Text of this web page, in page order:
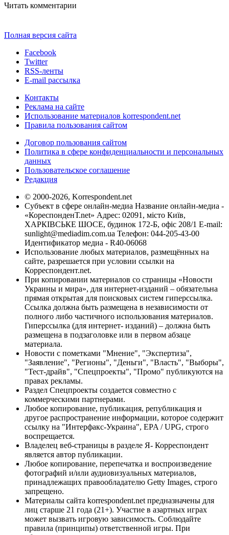
Читать комментарии
Полная версия сайта
Facebook
Twitter
RSS-ленты
E-mail рассылка
Контакты
Реклама на сайте
Использование материалов korrespondent.net
Правила пользования сайтом
Договор пользования сайтом
Политика в сфере конфиденциальности и персональных
данных
Пользовательское соглашение
Редакция
© 2000-2026, Korrespondent.net
Субъект в сфере онлайн-медиа Название онлайн-медиа -
«КореспонденТ.net» Адрес: 02091, місто Київ,
ХАРКІВСЬКЕ ШОСЕ, будинок 172-Б, офіс 208/1 E-mail:
sunlight@mediadim.com.ua Телефон: 044-205-43-00
Идентификатор медиа - R40-06068
Использование любых материалов, размещённых на
сайте, разрешается при условии ссылки на
Корреспондент.net.
При копировании материалов со страницы «Новости
Украины и мира», для интернет-изданий – обязательна
прямая открытая для поисковых систем гиперссылка.
Ссылка должна быть размещена в независимости от
полного либо частичного использования материалов.
Гиперссылка (для интернет- изданий) – должна быть
размещена в подзаголовке или в первом абзаце
материала.
Новости с пометками "Мнение", "Экспертиза",
"Заявление", "Регионы", "Деньги", "Власть", "Выборы",
"Тест-драйв", "Спецпроекты", "Промо" публикуются на
правах рекламы.
Раздел Спецпроекты создается совместно с
коммерческими партнерами.
Любое копирование, публикация, републикация и
другое распространение информации, которое содержит
ссылку на "Интерфакс-Украина", EPA / UPG, строго
воспрещается.
Владелец веб-страницы в разделе Я- Корреспондент
является автор публикации.
Любое копирование, перепечатка и воспроизведение
фотографий и/или аудиовизуальных материалов,
принадлежащих правообладателю Getty Images, строго
запрещено.
Материалы сайта korrespondent.net предназначены для
лиц старше 21 года (21+). Участие в азартных играх
может вызвать игровую зависимость. Соблюдайте
правила (принципы) ответственной игры. При